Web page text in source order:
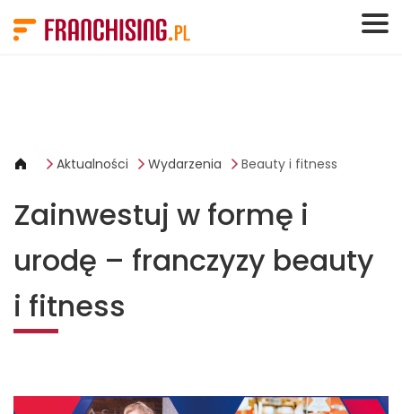
Aktualności Wydarzenia Beauty i fitness
Zainwestuj w formę i
urodę – franczyzy beauty
i fitness